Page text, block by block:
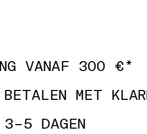
MET
DAGEN
ONDERDEEL